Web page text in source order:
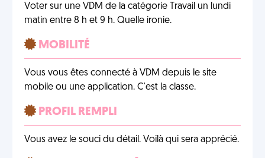
Voter sur une VDM de la catégorie Travail un lundi
matin entre 8 h et 9 h. Quelle ironie.
MOBILITÉ
Vous vous êtes connecté à VDM depuis le site
mobile ou une application. C'est la classe.
PROFIL REMPLI
Vous avez le souci du détail. Voilà qui sera apprécié.